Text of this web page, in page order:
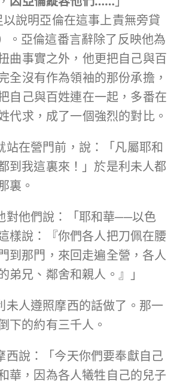
以說明亞倫在這事上責無旁貸
。亞倫這番言辭除了反映他為
曲事實之外，他更把自己與百
全沒有作為領袖的那份承擔，
自己與百姓連在一起，多番在
代求，成了一個強烈的對比。
站在營門前，說：「凡屬耶和
到我這裏來！」於是利未人都
裏。
對他們說：「耶和華──以色
樣說：『你們各人把刀佩在腰
到那門，來回走遍全營，各人
弟兄、鄰舍和親人。』」
未人遵照摩西的話做了。那一
下的約有三千人。
西說：「今天你們要奉獻自己
華，因為各人犧牲自己的兒子